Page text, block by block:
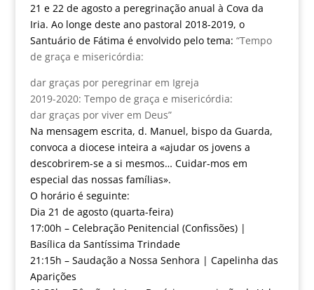
21 e 22 de agosto a peregrinação anual à Cova da
Iria. Ao longe deste ano pastoral 2018-2019, o
Santuário de Fátima é envolvido pelo tema: “Tempo
de graça e misericórdia:
dar graças por peregrinar em Igreja
2019-2020: Tempo de graça e misericórdia:
dar graças por viver em Deus”
Na mensagem escrita, d. Manuel, bispo da Guarda,
convoca a diocese inteira a «ajudar os jovens a
descobrirem-se a si mesmos… Cuidar-mos em
especial das nossas famílias».
O horário é seguinte:
Dia 21 de agosto (quarta-feira)
17:00h – Celebração Penitencial (Confissões) |
Basílica da Santíssima Trindade
21:15h – Saudação a Nossa Senhora | Capelinha das
Aparições